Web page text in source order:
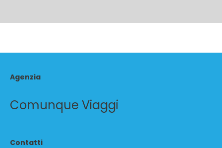
Agenzia
Comunque Viaggi
Contatti